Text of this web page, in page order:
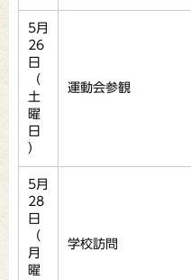
5月
26
日
（
土
曜
日
）
運動会参観
5月
28
日
（
月
曜
学校訪問